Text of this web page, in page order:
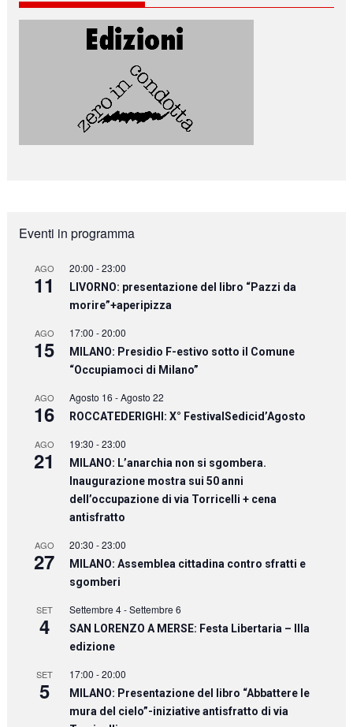
Eventi in programma
AGO
11
20:00 -23:00
LIVORNO: presentazione del libro “Pazzi da
morire”+aperipizza
AGO
15
17:00 -20:00
MILANO: Presidio F-estivo sotto il Comune
“Occupiamoci di Milano”
AGO
16
Agosto 16 -Agosto 22
ROCCATEDERIGHI: X° FestivalSedicid’Agosto
AGO
21
19:30 -23:00
MILANO: L’anarchia non si sgombera.
Inaugurazione mostra sui 50 anni
dell’occupazione di via Torricelli + cena
antisfratto
AGO
27
20:30 -23:00
MILANO: Assemblea cittadina contro sfratti e
sgomberi
SET
4
Settembre 4-Settembre 6
SAN LORENZO A MERSE: Festa Libertaria – IIIa
edizione
SET
5
17:00 -20:00
MILANO: Presentazione del libro “Abbattere le
mura del cielo”-iniziative antisfratto di via